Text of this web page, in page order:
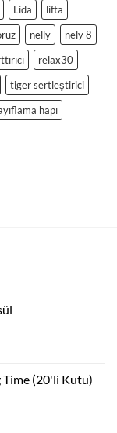
Lida
lifta
nelly
nely 8
relax30
tiger sertleştirici
hapı
Time (20'li Kutu)